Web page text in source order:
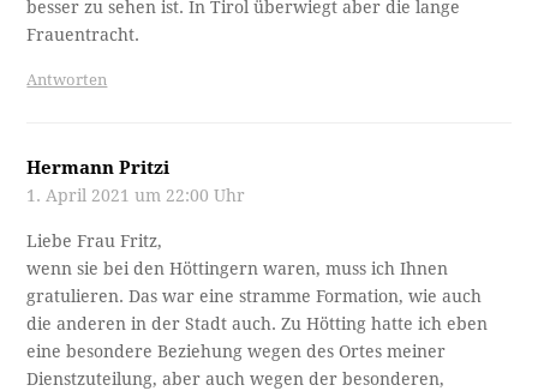
besser zu sehen ist. In Tirol überwiegt aber die lange
Frauentracht.
Antworten
Hermann Pritzi
1. April 2021 um 22:00 Uhr
Liebe Frau Fritz,
wenn sie bei den Höttingern waren, muss ich Ihnen
gratulieren. Das war eine stramme Formation, wie auch
die anderen in der Stadt auch. Zu Hötting hatte ich eben
eine besondere Beziehung wegen des Ortes meiner
Dienstzuteilung, aber auch wegen der besonderen,